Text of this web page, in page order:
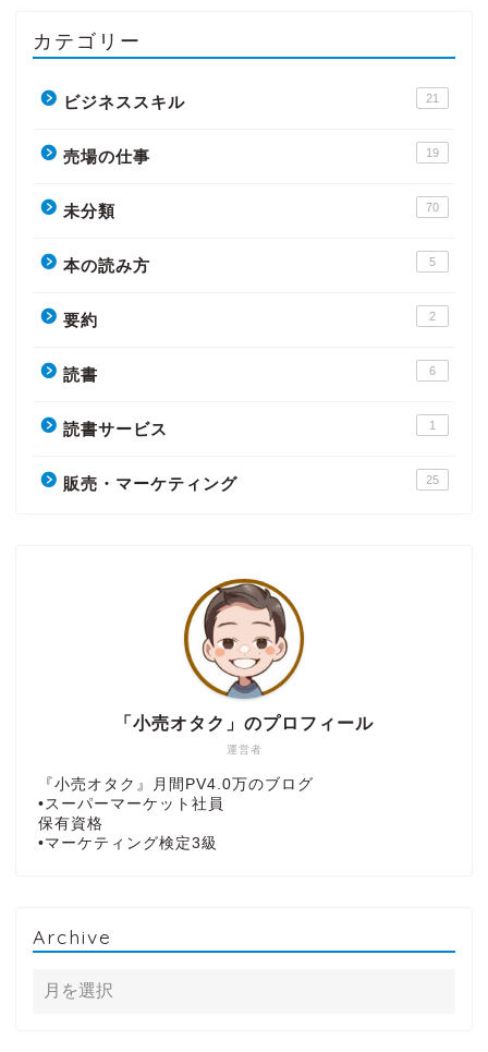
カテゴリー
ビジネススキル 21
売場の仕事 19
未分類 70
本の読み方 5
要約 2
読書 6
読書サービス 1
販売・マーケティング 25
運営者
「小売オタク」のプロフィール
『小売オタク』月間PV4.0万のブログ
•スーパーマーケット社員
保有資格
•マーケティング検定3級
Archive